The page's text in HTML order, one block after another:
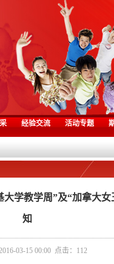
经验交流 活动专题
学教学周”及“加拿大
知
03-15 00:00 点击： 112